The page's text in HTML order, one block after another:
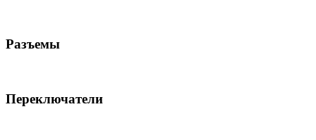
Разъемы
Переключатели